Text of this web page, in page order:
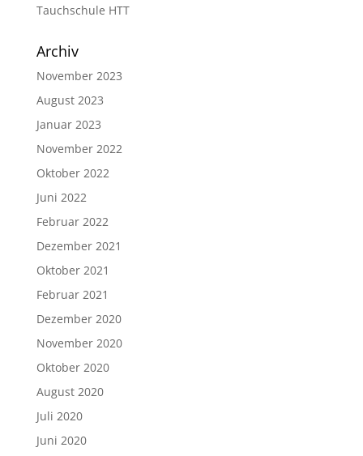
Tauchschule HTT
Archiv
November 2023
August 2023
Januar 2023
November 2022
Oktober 2022
Juni 2022
Februar 2022
Dezember 2021
Oktober 2021
Februar 2021
Dezember 2020
November 2020
Oktober 2020
August 2020
Juli 2020
Juni 2020